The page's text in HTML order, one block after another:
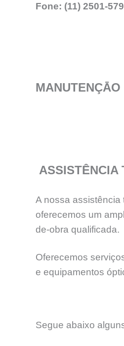
Fone: (11) 2501-
ASSISTÊNCIA
A nossa assistência
oferecemos um
de-obra qualificada.
Oferecemos
e equipamentos
Segue abaixo